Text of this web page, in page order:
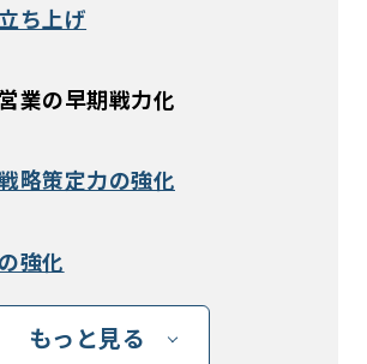
ち上げ
業の早期戦力化
略策定力の強化
強化
もっと見る